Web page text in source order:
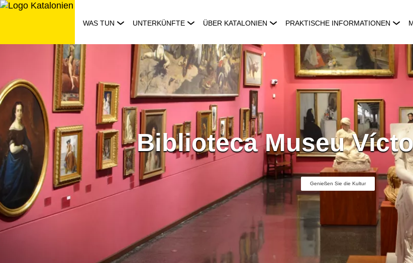
Zum
WAS TUN UNTERKÜNFTE ÜBER KATALONIEN PRAKTISCHE INFORMATIONEN
Biblioteca Museu
Genießen Sie die Kultur